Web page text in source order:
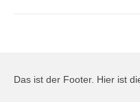
Das ist der Footer. Hier ist